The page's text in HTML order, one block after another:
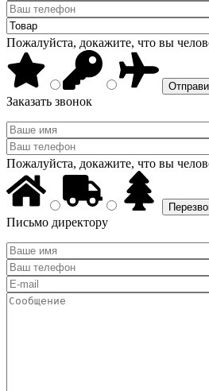
Пожалуйста, докажите, что вы
Заказать звонок
Пожалуйста, докажите, что вы
Письмо директору